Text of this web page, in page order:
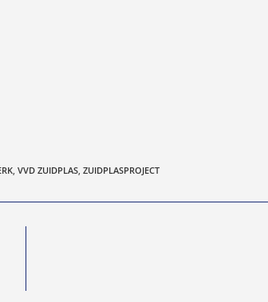
, VVD ZUIDPLAS, ZUIDPLASPROJECT